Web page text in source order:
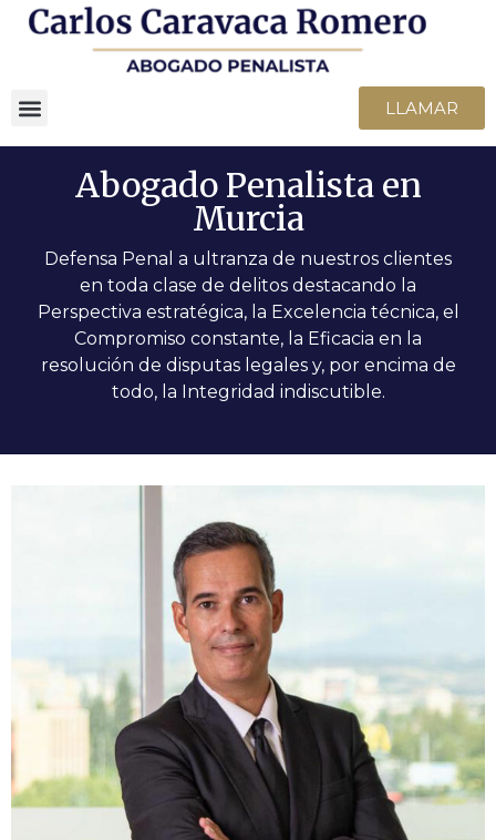
LLAMAR
Abogado Penalista en
Murcia
Defensa Penal a ultranza de nuestros clientes
en toda clase de delitos destacando la
Perspectiva estratégica, la Excelencia técnica, el
Compromiso constante, la Eficacia en la
resolución de disputas legales y, por encima de
todo, la Integridad indiscutible.